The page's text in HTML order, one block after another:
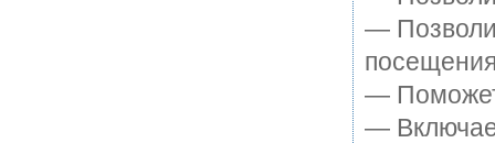
—
— Поможет
—